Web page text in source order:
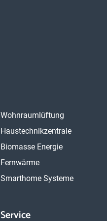
Wohnraumlüftung
Haustechnikzentrale
Biomasse Energie
Fernwärme
Smarthome Systeme
Service